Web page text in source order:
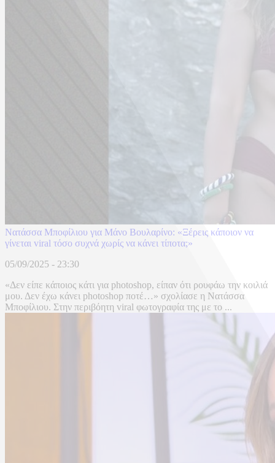
Νατάσσα Μποφίλιου για Μάνο Βουλαρίνο: «Ξέρεις κάποιον να
γίνεται viral τόσο συχνά χωρίς να κάνει τίποτα;»
05/09/2025 - 23:30
«Δεν είπε κάποιος κάτι για photoshop, είπαν ότι ρουφάω την κοιλιά
μου. Δεν έχω κάνει photoshop ποτέ…» σχολίασε η Νατάσσα
Μποφίλιου. Στην περιβόητη viral φωτογραφία της με το ...